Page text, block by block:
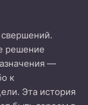
свершений.
решение
—
к
Эта история